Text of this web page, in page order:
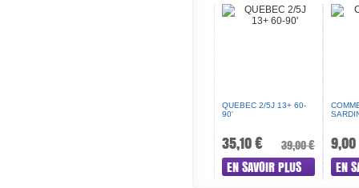
QUEBEC 2/5J 13+ 60-
90'
39,00 €
35,10 €
EN SAVOIR PLUS EN